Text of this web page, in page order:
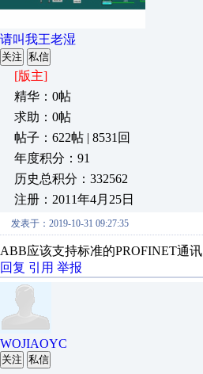
请叫我王老湿
关注 私信
[版主]
精华：0帖
求助：0帖
帖子：622帖 | 8531回
年度积分：91
历史总积分：332562
注册：2011年4月25日
发表于：2019-10-31 09:27:35
ABB应该支持标准的PROFINET通讯
回复 引用 举报
WOJIAOYC
关注 私信